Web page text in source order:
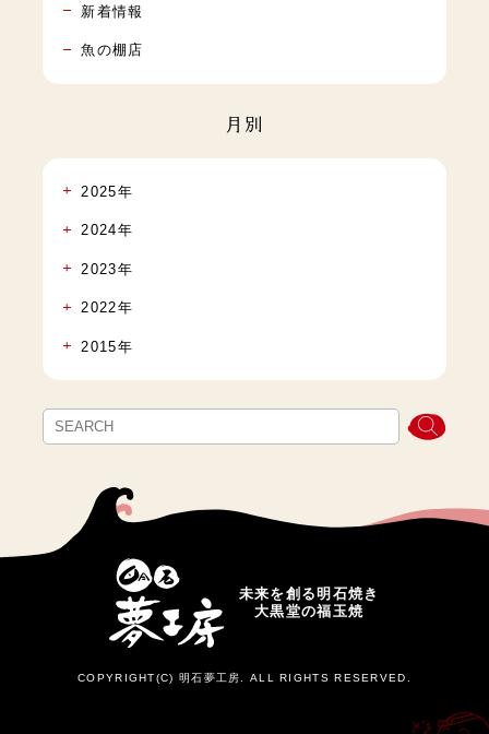
新着情報
魚の棚店
月別
2025年
2024年
2023年
2022年
2015年
未来を創る明石焼き
大黒堂の福玉焼
COPYRIGHT(C) 明石夢工房. ALL RIGHTS RESERVED.